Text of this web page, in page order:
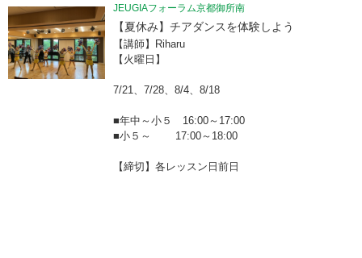
JEUGIAフォーラム京都御所南
【夏休み】チアダンスを体験しよう
【講師】Riharu
【火曜日】
7/21、7/28、8/4、8/18
■年中～小５ 16:00～17:00
■小５～ 17:00～18:00
【締切】各レッスン日前日